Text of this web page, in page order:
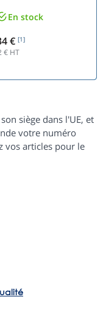
En stock
€ [1]
€ HT
siège dans l'UE, et
votre numéro
vos articles pour le